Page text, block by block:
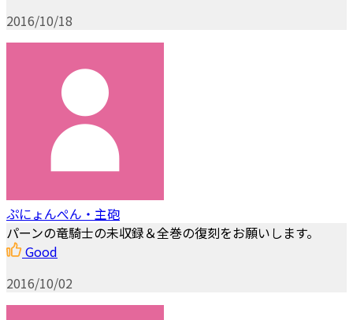
2016/10/18
ぷにょんぺん・主砲
パーンの竜騎士の未収録＆全巻の復刻をお願いします。
Good
2016/10/02